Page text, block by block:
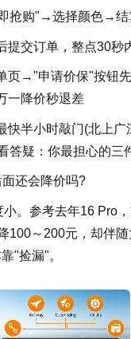
抢购"→选择颜色→结
提交订单，整点30秒
页→"申请价保"按钮
一降价秒退差
快半小时敲门(北上广
答疑：你最担心的三
还会降价吗?
。参考去年16 Pro
100～200元，却伴
"捡漏"。